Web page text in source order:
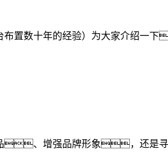
布置数十年的经验）为大家介绍一
、增强品牌形象，还